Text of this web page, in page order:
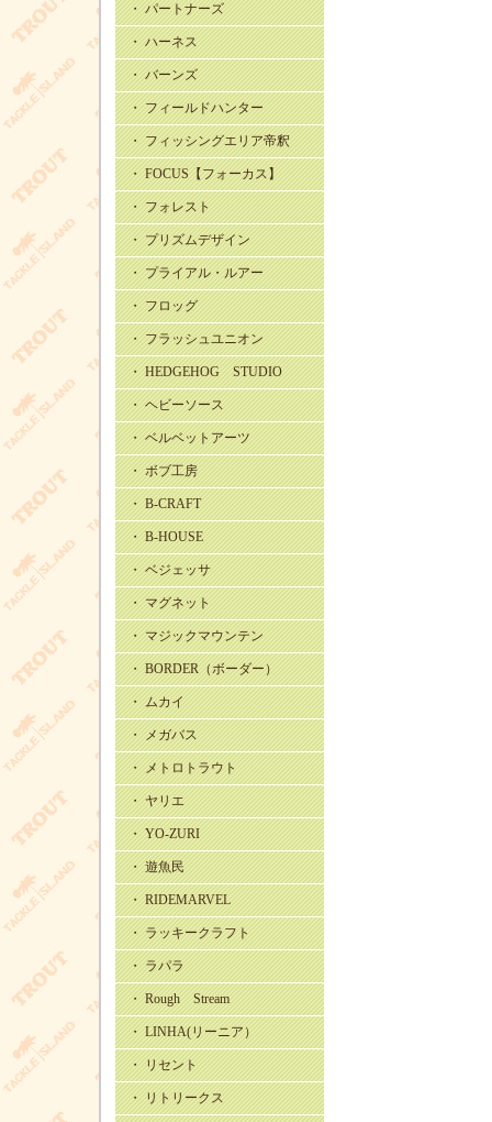
・ パートナーズ
・ ハーネス
・ バーンズ
・ フィールドハンター
・ フィッシングエリア帝釈
・ FOCUS【フォーカス】
・ フォレスト
・ プリズムデザイン
・ プライアル・ルアー
・ フロッグ
・ フラッシュユニオン
・ HEDGEHOG STUDIO
・ ヘビーソース
・ ベルベットアーツ
・ ボブ工房
・ B-CRAFT
・ B-HOUSE
・ ベジェッサ
・ マグネット
・ マジックマウンテン
・ BORDER（ボーダー）
・ ムカイ
・ メガバス
・ メトロトラウト
・ ヤリエ
・ YO-ZURI
・ 遊魚民
・ RIDEMARVEL
・ ラッキークラフト
・ ラパラ
・ Rough Stream
・ LINHA(リーニア）
・ リセント
・ リトリークス